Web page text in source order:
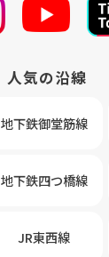
人気の沿線
地下鉄御堂筋線
地下鉄四つ橋線
JR東西線